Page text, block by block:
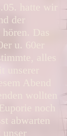
hatte wir
der
Das
u. 60er
alles
Abend
wollten
noch
abwarten
unser